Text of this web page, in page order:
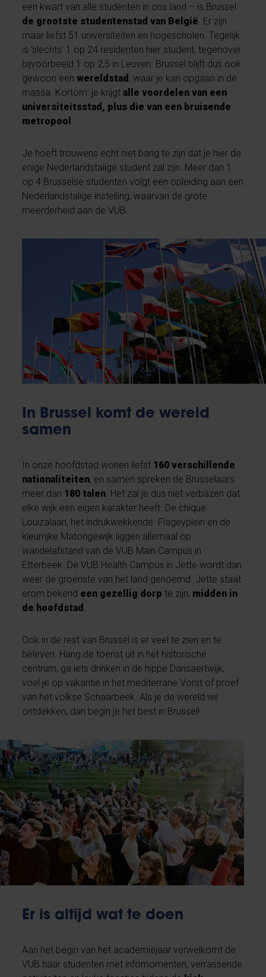
een kwart van alle studenten in ons land – is Brussel
de grootste studentenstad van België . Er zijn
maar liefst 51 universiteiten en hogescholen. Tegelijk
is ‘slechts’ 1 op 24 residenten hier student, tegenover
bijvoorbeeld 1 op 2,5 in Leuven. Brussel blijft dus ook
gewoon eenwereldstad , waar je kan opgaan in de
massa. Kortom: je krijgtalle voordelen van een
universiteitsstad, plus die van een bruisende
metropool
Je hoeft trouwens echt niet bang te zijn dat je hier de
enige Nederlandstalige student zal zijn. Meer dan 1
op 4 Brusselse studenten volgt een opleiding aan een
Nederlandstalige instelling, waarvan de grote
meerderheid aan de VUB.
In Brussel komt de wereld
samen
In onze hoofdstad wonen liefst 160 verschillende
nationaliteiten, en samen spreken de Brusselaars
meer dan 180 talen. Het zal je dus niet verbazen dat
elke wijk een eigen karakter heeft. De chique
Louizalaan, het indrukwekkende Flageyplein en de
kleurrijke Matongéwijk liggen allemaal op
wandelafstand van de VUB Main Campus in
Etterbeek. De VUB Health Campus in Jette wordt dan
weer de groenste van het land genoemd. Jette staat
erom bekend een gezellig dorp te zijn, midden in
de hoofdstad .
Ook in de rest van Brussel is er veel te zien en te
beleven. Hang de toerist uit in het historische
centrum, ga iets drinken in de hippe Dansaertwijk,
voel je op vakantie in het mediterrane Vorst of proef
van het volkse Schaarbeek. Als je de wereld wil
ontdekken, dan begin je het best in Brussel!
Er is altijd wat te doen
Aan het begin van het academiejaar verwelkomt de
VUB haar studenten met infomomenten, verrassende